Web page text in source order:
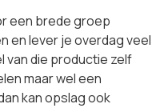
een brede groep
en lever je overdag veel
van die productie zelf
maar wel een
kan opslag ook